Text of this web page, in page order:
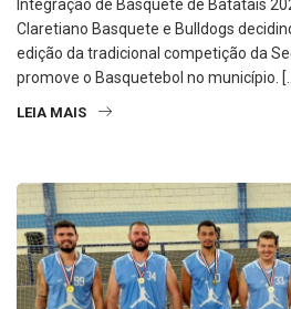
Integração de Basquete de Batatais
Claretiano Basquete e Bulldogs
edição da tradicional competição da
promove o Basquetebol no município.
LEIA MAIS